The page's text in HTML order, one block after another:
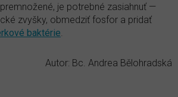
je potrebné zasiahnuť —
zvyšky, obmedziť fosfor a pridať
baktérie
Autor: Bc. Andrea Bělohradská